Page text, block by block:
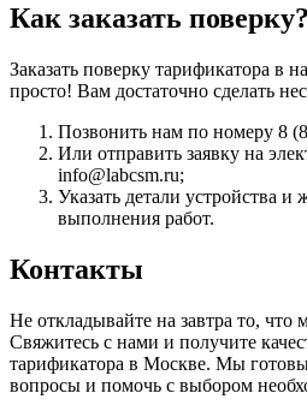
Как заказать поверку?
Заказать поверку тарификатора в
просто! Вам достаточно сделать
Позвонить нам по номеру 8
Или отправить заявку на
info@labcsm.ru;
Указать детали устройства и
выполнения работ.
Контакты
Не откладывайте на завтра то, что
Свяжитесь с нами и получите
тарификатора в Москве. Мы
вопросы и помочь с выбором